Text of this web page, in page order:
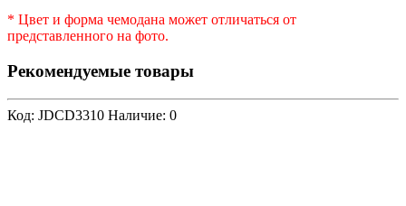
* Цвет и форма чемодана может отличаться от
представленного на фото.
Рекомендуемые товары
Код: JDCD3310 Наличие: 0